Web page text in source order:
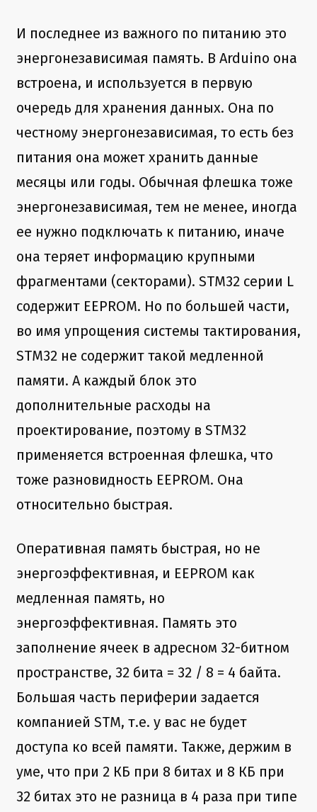
И последнее из важного по питанию это
энергонезависимая память. В Arduino она
встроена, и используется в первую
очередь для хранения данных. Она по
честному энергонезависимая, то есть без
питания она может хранить данные
месяцы или годы. Обычная флешка тоже
энергонезависимая, тем не менее, иногда
ее нужно подключать к питанию, иначе
она теряет информацию крупными
фрагментами (секторами). STM32 серии L
содержит EEPROM. Но по большей части,
во имя упрощения системы тактирования,
STM32 не содержит такой медленной
памяти. А каждый блок это
дополнительные расходы на
проектирование, поэтому в STM32
применяется встроенная флешка, что
тоже разновидность EEPROM. Она
относительно быстрая.
Оперативная память быстрая, но не
энергоэффективная, и EEPROM как
медленная память, но
энергоэффективная. Память это
заполнение ячеек в адресном 32-битном
пространстве, 32 бита = 32 / 8 = 4 байта.
Большая часть периферии задается
компанией STM, т.е. у вас не будет
доступа ко всей памяти. Также, держим в
уме, что при 2 КБ при 8 битах и 8 КБ при
32 битах это не разница в 4 раза при типе